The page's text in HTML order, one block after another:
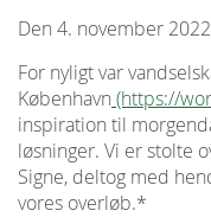
Den 4. november 2022
For nyligt var
København (https://
inspiration til
løsninger. Vi er stolte
Signe, deltog med
vores overløb.*